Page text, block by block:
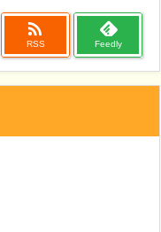

RSS Feedly